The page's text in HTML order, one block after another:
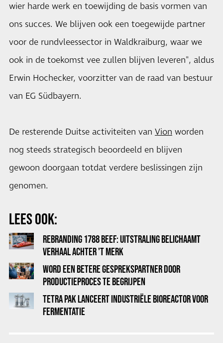
wier harde werk en toewijding de basis vormen van
ons succes. We blijven ook een toegewijde partner
voor de rundvleessector in Waldkraiburg, waar we
ook in de toekomst vee zullen blijven leveren", aldus
Erwin Hochecker, voorzitter van de raad van bestuur
van EG Südbayern.
De resterende Duitse activiteiten van Vion worden
nog steeds strategisch beoordeeld en blijven
gewoon doorgaan totdat verdere beslissingen zijn
genomen.
LEES OOK:
REBRANDING 1788 BEEF: UITSTRALING BELICHAAMT
VERHAAL ACHTER 'T MERK
WORD EEN BETERE GESPREKSPARTNER DOOR
PRODUCTIEPROCES TE BEGRIJPEN
TETRA PAK LANCEERT INDUSTRIËLE BIOREACTOR VOOR
FERMENTATIE